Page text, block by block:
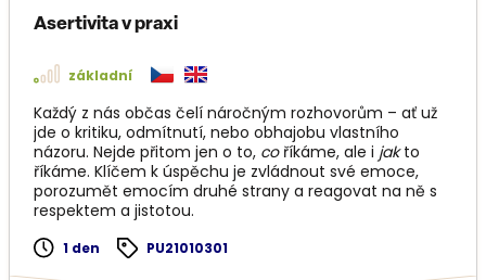
Asertivita v praxi
základní
Každý z nás občas čelí náročným rozhovorům – ať už
jde o kritiku, odmítnutí, nebo obhajobu vlastního
názoru. Nejde přitom jen o to, coříkáme, ale i jakto
říkáme. Klíčem k úspěchu je zvládnout své emoce,
porozumět emocím druhé strany a reagovat na ně s
respektem a jistotou.
1 den PU21010301